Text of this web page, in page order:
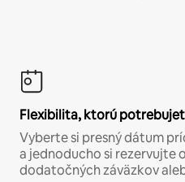
Flexibilita, ktorú
Vyberte si presný dátum
a jednoducho si rezervujte
dodatočných záväzkov